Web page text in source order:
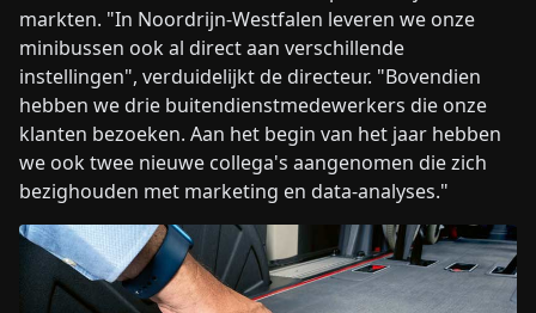
markten. "In Noordrijn-Westfalen leveren we onze
minibussen ook al direct aan verschillende
instellingen", verduidelijkt de directeur. "Bovendien
hebben we drie buitendienstmedewerkers die onze
klanten bezoeken. Aan het begin van het jaar hebben
we ook twee nieuwe collega's aangenomen die zich
bezighouden met marketing en data-analyses."